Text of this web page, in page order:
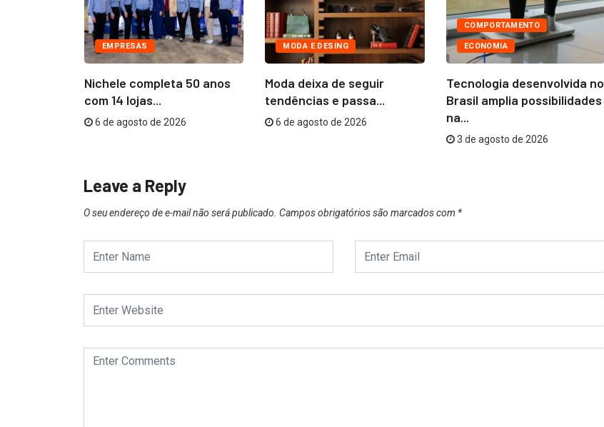
EMPRESAS
Nichele completa 50 anos
com 14 lojas...
6 de agosto de 2026
MODA E DESING
Moda deixa de seguir
tendências e passa...
6 de agosto de 2026
COMPORTAMENTO
ECONOMIA
Tecnologia desenvolvida no
Brasil amplia possibilidades
na...
3 de agosto de 2026
Leave a Reply
O seu endereço de e-mail não será publicado. Campos obrigatórios são marcados com *